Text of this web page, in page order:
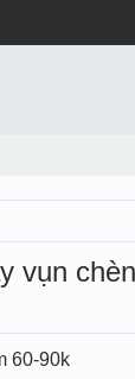
vụn
60-90k